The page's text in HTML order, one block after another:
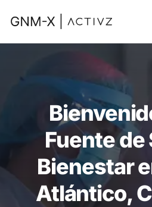
Fuente de
Bienestar
Atlántico,